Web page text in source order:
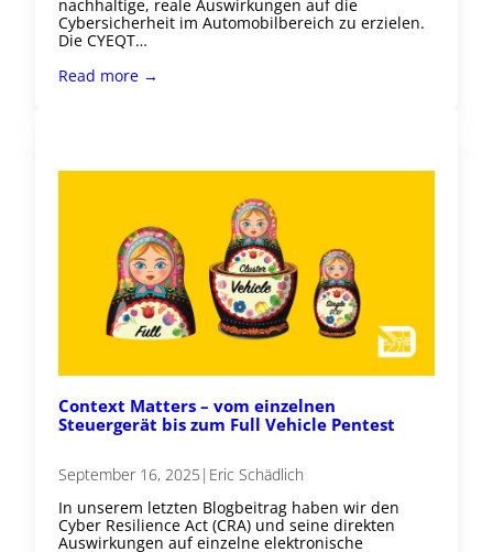
nachhaltige, reale Auswirkungen auf die
Cybersicherheit im Automobilbereich zu erzielen.
Die CYEQT…
Read more →
Context Matters – vom einzelnen
Steuergerät bis zum Full Vehicle Pentest
September 16, 2025 | Eric Schädlich
In unserem letzten Blogbeitrag haben wir den
Cyber Resilience Act (CRA) und seine direkten
Auswirkungen auf einzelne elektronische